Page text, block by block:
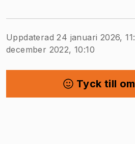
Uppdaterad 24 januari 2026,
december 2022, 10:10
Tyck till